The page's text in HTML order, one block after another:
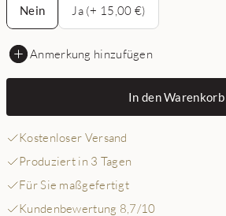
Nein
Ja (+ 15,00 €)
Anmerkung hinzufügen
In den Warenkorb
Kostenloser Versand
Produziert in 3 Tagen
Für Sie maßgefertigt
Kundenbewertung 8,7/10